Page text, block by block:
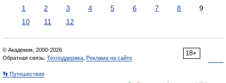
1 2 3 4 5 6 7 8
9
10
11 12
18+
© Академик, 2000-2026
Обратная связь: Техподдержка Реклама на сайте
👣 Путешествия